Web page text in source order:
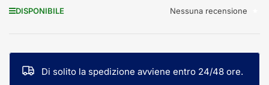
DISPONIBILE Nessuna recensione
Di solito la spedizione avviene entro 24/48 ore.